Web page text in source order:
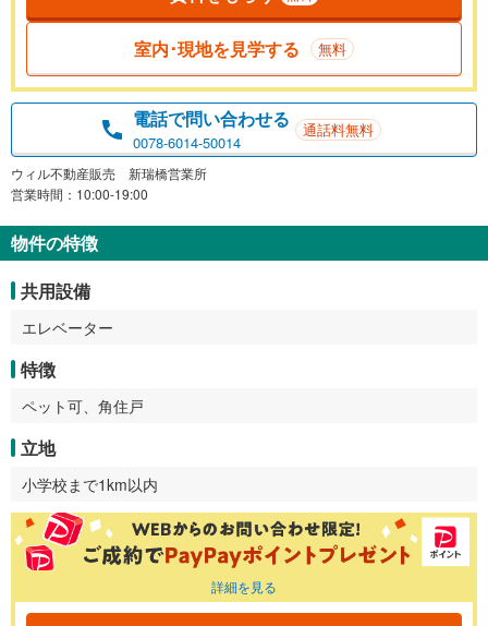
室内･現地を見学する 無料
電話で問い合わせる
0078-6014-50014
通話料無料
ウィル不動産販売 新瑞橋営業所
営業時間：10:00-19:00
物件の特徴
共用設備
エレベーター
特徴
ペット可、角住戸
立地
小学校まで1km以内
詳細を見る